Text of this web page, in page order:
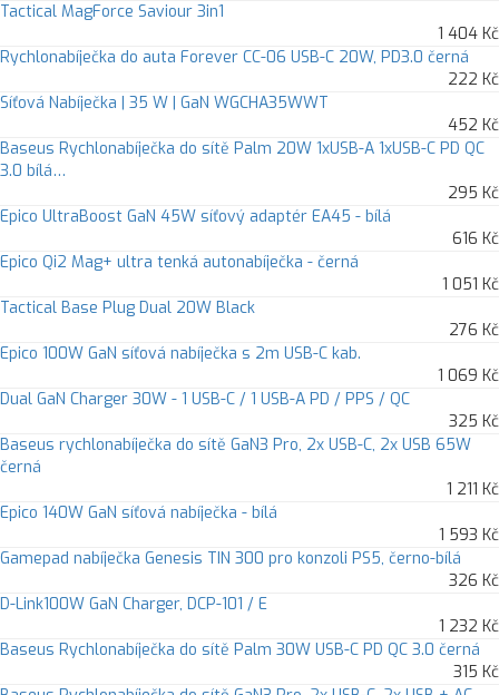
Tactical MagForce Saviour 3in1
1 404 Kč
Rychlonabíječka do auta Forever CC-06 USB-C 20W, PD3.0 černá
222 Kč
Síťová Nabíječka | 35 W | GaN WGCHA35WWT
452 Kč
Baseus Rychlonabíječka do sítě Palm 20W 1xUSB-A 1xUSB-C PD QC
3.0 bílá…
295 Kč
Epico UltraBoost GaN 45W síťový adaptér EA45 - bílá
616 Kč
Epico Qi2 Mag+ ultra tenká autonabíječka - černá
1 051 Kč
Tactical Base Plug Dual 20W Black
276 Kč
Epico 100W GaN síťová nabíječka s 2m USB-C kab.
1 069 Kč
Dual GaN Charger 30W - 1 USB-C / 1 USB-A PD / PPS / QC
325 Kč
Baseus rychlonabíječka do sítě GaN3 Pro, 2x USB-C, 2x USB 65W
černá
1 211 Kč
Epico 140W GaN síťová nabíječka - bílá
1 593 Kč
Gamepad nabíječka Genesis TIN 300 pro konzoli PS5, černo-bílá
326 Kč
D-Link100W GaN Charger, DCP-101 / E
1 232 Kč
Baseus Rychlonabíječka do sítě Palm 30W USB-C PD QC 3.0 černá
315 Kč